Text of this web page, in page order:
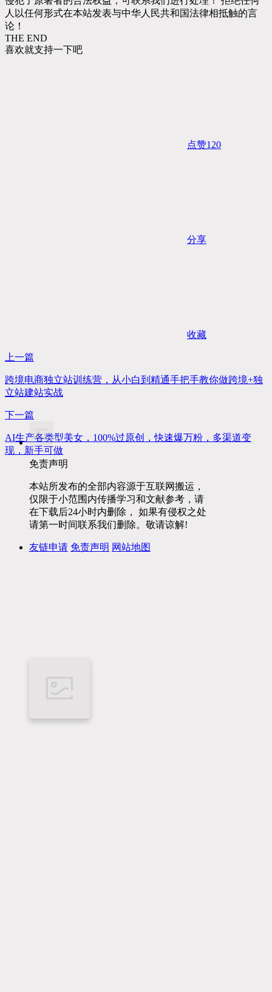
人以任何形式在本站发表与中华人民共和国法律相抵触的言
论！
THE END
喜欢就支持一下吧
点赞120
分享
收藏
上一篇
跨境电商独立站训练营，从小白到精通手把手教你做跨境+独
立站建站实战
下一篇
AI生产各类型美女，100%过原创，快速爆万粉，多渠道变
现，新手可做
免责声明
本站所发布的全部内容源于互联网搬运，
仅限于小范围内传播学习和文献参考，请
在下载后24小时内删除， 如果有侵权之处
请第一时间联系我们删除。敬请谅解!
友链申请 免责声明 网站地图